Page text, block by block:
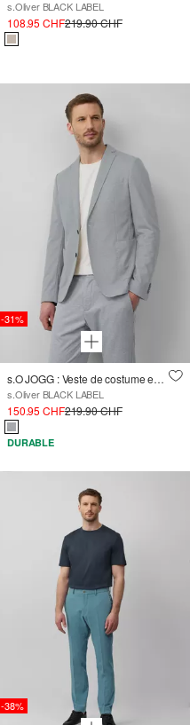
s.Oliver BLACK LABEL
108.95 CHF219.90 CHF
-31%
s.O JOGG : Veste de costume en jersey piqué bicolore
s.Oliver BLACK LABEL
150.95 CHF219.90 CHF
DURABLE
-38%